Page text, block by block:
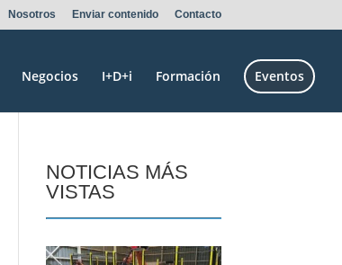
Nosotros Enviar contenido Contacto
Negocios I+D+i Formación Eventos
NOTICIAS MÁS
VISTAS